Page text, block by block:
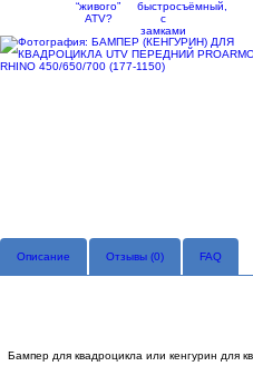
Описание Отзывы (0) FAQ
Бампер для квадроцикла или кенгурин для